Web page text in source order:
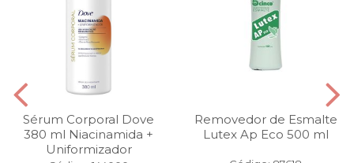
Sérum Corporal Dove
380 ml Niacinamida +
Uniformizador
Removedor de Esmalte
Lutex Ap Eco 500 ml